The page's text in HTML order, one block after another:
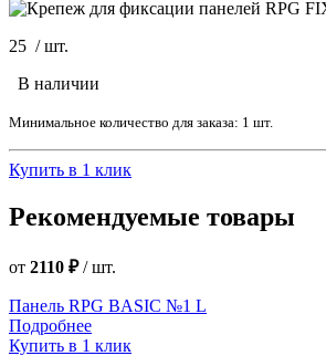
25 /шт.
В наличии
Минимальное количество для заказа: 1 шт.
Купить в 1 клик
Рекомендуемые товары
от 2110 ₽/шт.
Панель RPG BASIC №1 L
Подробнее
Купить в 1 клик